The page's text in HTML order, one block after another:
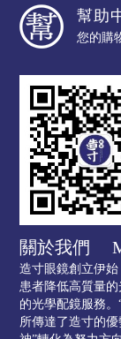
幫助
您的購
關於我們
造寸眼鏡創立伊
患者降低高質量
的光學配鏡服務
所傳達了造寸的